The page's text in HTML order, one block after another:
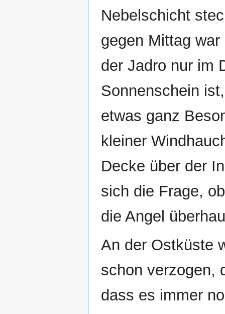
Nebelschicht
gegen Mittag
der Jadro nur im
Sonnenschein
etwas ganz
kleiner
Decke über der
sich die Frage,
die Angel
An der Ostküste
schon verzogen,
dass es immer